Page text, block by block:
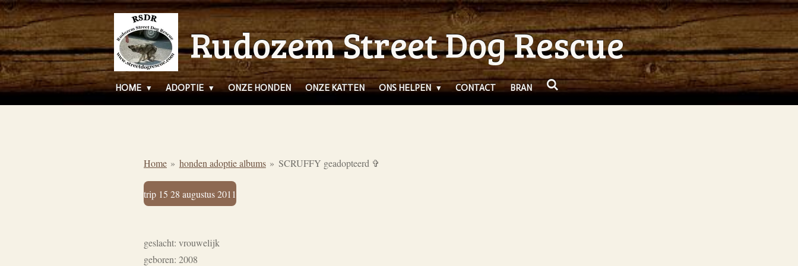
Ga
direct
naar
de
hoofdinhoud
Rudozem Street Dog Rescue
HOME ADOPTIE ONZE HONDEN ONZE KATTEN ONS HELPEN CONTACT BRAN
Home » honden adoptie albums » SCRUFFY geadopteerd ✞
trip 15 28 augustus 2011
geslacht: vrouwelijk
geboren: 2008